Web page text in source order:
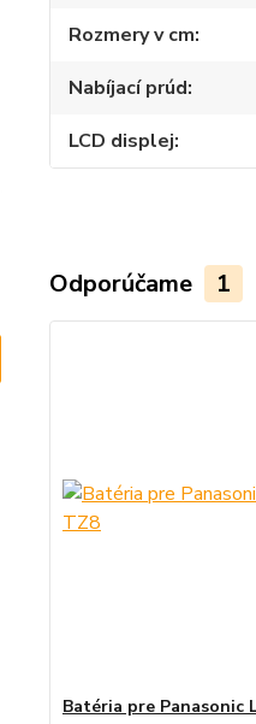
Rozmery v cm
Nabíjací prúd
LCD displej
Odporúčame 1
Batéria pre Panasonic